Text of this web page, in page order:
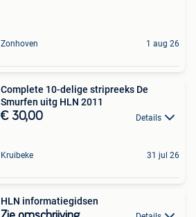
Zonhoven 1 aug 26
Complete 10-delige stripreeks De
Smurfen uitg HLN 2011
€ 30,00 Details
Kruibeke 31 jul 26
HLN informatiegidsen